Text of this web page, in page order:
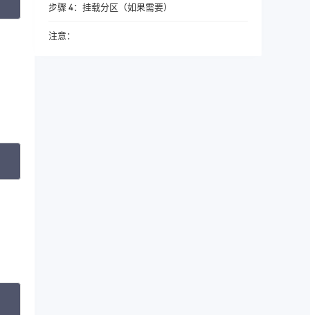
步骤 4：挂载分区（如果需要）
注意：